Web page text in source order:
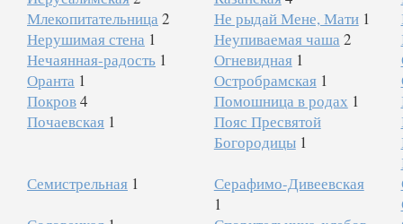
Млекопитательница 2 Не рыдай Мене, Мати 1
Нерушимая стена 1 Неупиваемая чаша 2
Нечаянная-радость 1 Огневидная 1
Оранта 1 Остробрамская 1
Покров4 Помошница в родах 1
Почаевская 1
Пояс Пресвятой
Богородицы 1
Семистрельная 1
Серафимо-Дивеевская
1